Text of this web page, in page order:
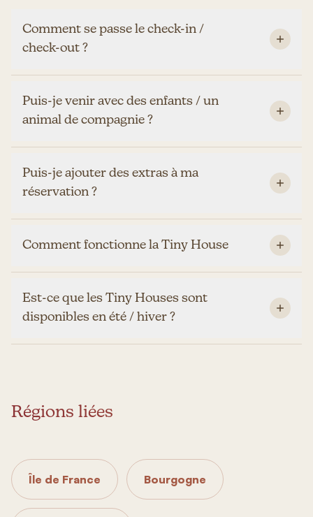
Comment se passe le check-in /
check-out ?
Puis-je venir avec des enfants / un
animal de compagnie ?
Puis-je ajouter des extras à ma
réservation ?
Comment fonctionne la Tiny House
Est-ce que les Tiny Houses sont
disponibles en été / hiver ?
Régions liées
Île de France Bourgogne